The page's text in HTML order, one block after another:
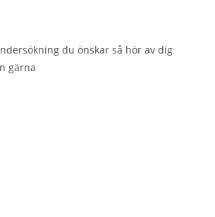
du önskar så hör av dig
gärna